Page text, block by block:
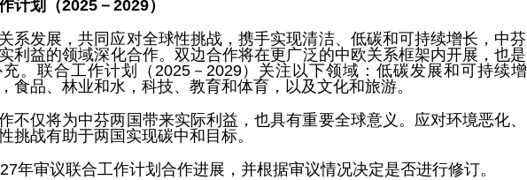
计划（2025－2029）
系发展，共同应对全球性挑战，携手实现清洁、低碳和可持续增长，中芬
利益的领域深化合作。双边合作将在更广泛的中欧关系框架内开展，也是
。联合工作计划（2025－2029）关注以下领域：低碳发展和可持续增
食品、林业和水，科技、教育和体育，以及文化和旅游。
不仅将为中芬两国带来实际利益，也具有重要全球意义。应对环境恶化、
挑战有助于两国实现碳中和目标。
年审议联合工作计划合作进展，并根据审议情况决定是否进行修订。